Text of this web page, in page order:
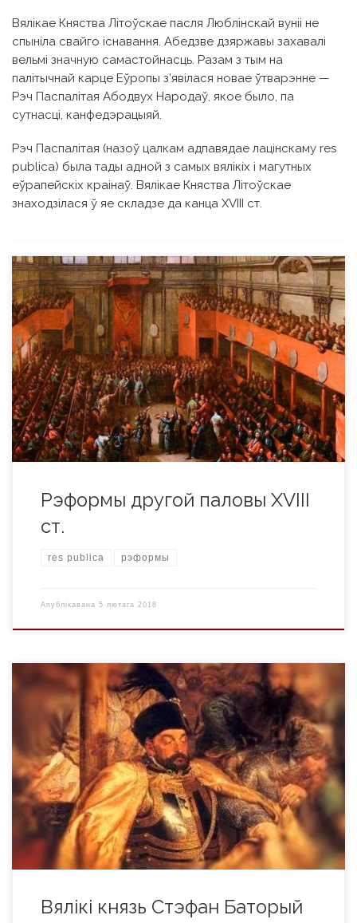
Вялікае Княства Літоўскае пасля Люблінскай вуніі не
спыніла свайго існавання. Абедзве дзяржавы захавалі
вельмі значную самастойнасць. Разам з тым на
палітычнай карце Еўропы з’явілася новае ўтварэнне —
Рэч Паспалітая Абодвух Народаў, якое было, па
сутнасці, канфедэрацыяй.
Рэч Паспалітая (назоў цалкам адпавядае лацінскаму res
рublіса) была тады адной з самых вялікіх і магутных
еўрапейскіх краінаў. Вялікае Княства Літоўскае
знаходзілася ў яе складзе да канца XVIII ст.
Эканамічны рост Першы падзел Рэчы Паспалітай паскорыў
у ёй прагрэсіўныя пераўтварэнні. Іх правядзенню спрыяла
тое, што Расея на нейкі час вывела з тэрыторыі нашай
дзяржавы сваю армію. Ад сярэдзіны XVIII ст. у Вялікім
Княстве, як у гарадах, так і ў вёсцы пачалося ажыўленне
эканомікі. Пра гэта сведчыла павелічэнне экспаргу, у якім
[…]
Рэформы другой паловы XVIII
ст.
res publica рэформы
Апублікавана 5 лютага 2018
У 1576 г. вялікім князем літоўскім і каралём польскім быў
абраны вугорац Іштван Батары (Стэфан Баторый), якога ў
нас называлі Сцяпанам Батурам. Новы гаспадар паходзіў з
старажытнага вугорскага роду Баторыяў Шомлё. 3
пятнаццаці гадоў ён знаходзіўся на вайсковай службе ў
караля Чэхіі і Вугоршчыны Фердынанда,разам з ім быў у
Італіі […]
Вялікі князь Стэфан Баторый